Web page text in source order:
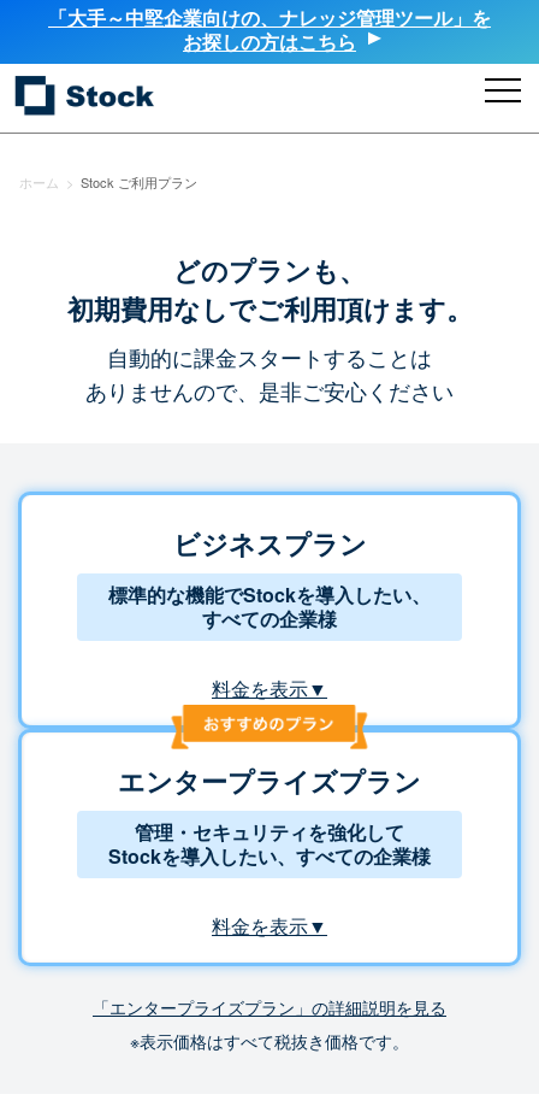
「大手～中堅企業向けの、ナレッジ管理ツール」を
お探しの方はこちら
ホーム > Stock ご利用プラン
どのプランも、
初期費用なしでご利用頂けます。
自動的に課金スタートすることは
ありませんので、是非ご安心ください
ビジネスプラン
標準的な機能でStockを導入したい、
すべての企業様
料金を表示▼
エンタープライズプラン
管理・セキュリティを強化して
Stockを導入したい、すべての企業様
料金を表示▼
「エンタープライズプラン」の詳細説明を見る
※表示価格はすべて税抜き価格です。